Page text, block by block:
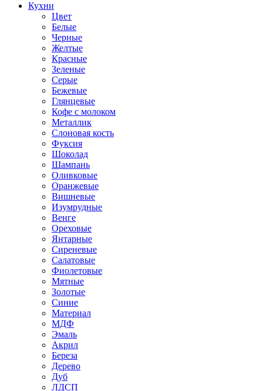
Кухни
Цвет
Белые
Черные
Желтые
Красные
Зеленые
Серые
Бежевые
Глянцевые
Кофе с молоком
Металлик
Слоновая кость
Фуксия
Шоколад
Шампань
Оливковые
Оранжевые
Вишневые
Изумрудные
Венге
Ореховые
Янтарные
Сиреневые
Салатовые
Фиолетовые
Мятные
Золотые
Синие
Материал
МДФ
Эмаль
Акрил
Береза
Дерево
Дуб
ЛДСП